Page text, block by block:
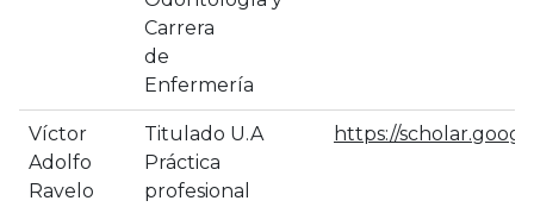
Carrera
de
Enfermería
Víctor
Adolfo
Ravelo
Titulado U.A
Práctica
profesional
https://